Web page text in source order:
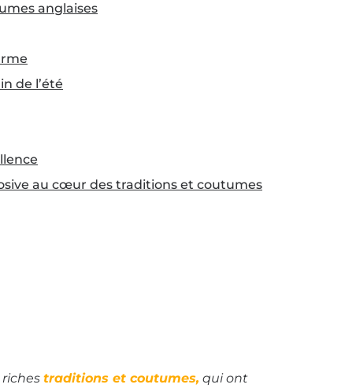
anglaises
de l’été
au cœur des traditions et coutumes
traditions et coutumes, qui ont